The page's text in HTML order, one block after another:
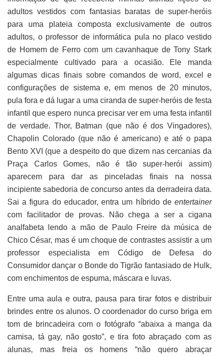
adultos vestidos com fantasias baratas de super-heróis
para uma plateia composta exclusivamente de outros
adultos, o professor de informática pula no placo vestido
de Homem de Ferro com um cavanhaque de Tony Stark
especialmente cultivado para a ocasião. Ele manda
algumas dicas finais sobre comandos de word, excel e
configurações de sistema e, em menos de 20 minutos,
pula fora e dá lugar a uma ciranda de super-heróis de festa
infantil que espero nunca precisar ver em uma festa infantil
de verdade. Thor, Batman (que não é dos Vingadores),
Chapolin Colorado (que não é americano) e até o papa
Bento XVI (que a despeito do que dizem nas cercanias da
Praça Carlos Gomes, não é tão super-herói assim)
aparecem para dar as pinceladas finais na nossa
incipiente sabedoria de concurso antes da derradeira data.
Sai a figura do educador, entra um híbrido de entertainer
com facilitador de provas. Não chega a ser a cigana
analfabeta lendo a mão de Paulo Freire da música de
Chico César, mas é um choque de contrastes assistir a um
professor especialista em Código de Defesa do
Consumidor dançar o Bonde do Tigrão fantasiado de Hulk,
com enchimentos de espuma, máscara e luvas.
Entre uma aula e outra, pausa para tirar fotos e distribuir
brindes entre os alunos. O coordenador do curso briga em
tom de brincadeira com o fotógrafo “abaixa a manga da
camisa, tá gay, não gosto”, e tira foto abraçado com as
alunas, mas freia os homens “não quero abraçar